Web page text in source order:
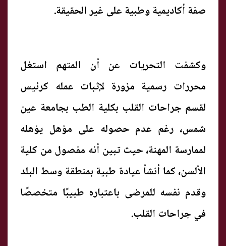
صفة أكاديمية وطبية على غير الحقيقة.
وكشفت التحريات عن أن المتهم استغل
محررات رسمية مزورة لإثبات عمله كرئيس
لقسم جراحات القلب بكلية الطب بجامعة عين
شمس، رغم عدم حصوله على مؤهل يؤهله
لممارسة المهنة، حيث تبين أنه مفصول من كلية
الألسن، كما أنشأ عيادة طبية بمنطقة وسط البلد
وقدم نفسه للمرضى باعتباره طبيبًا متخصصًا
في جراحات القلب.